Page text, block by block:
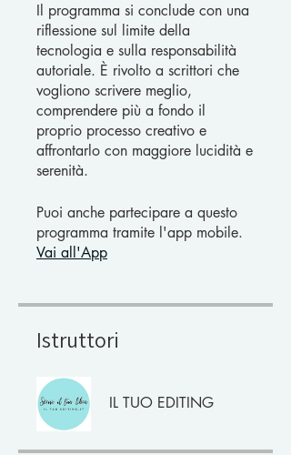
Il programma si conclude con una
riflessione sul limite della
tecnologia e sulla responsabilità
autoriale. È rivolto a scrittori che
vogliono scrivere meglio,
comprendere più a fondo il
proprio processo creativo e
affrontarlo con maggiore lucidità e
serenità.
Puoi anche partecipare a questo
programma tramite l'app mobile.
Vai all'App
Istruttori
IL TUO EDITING